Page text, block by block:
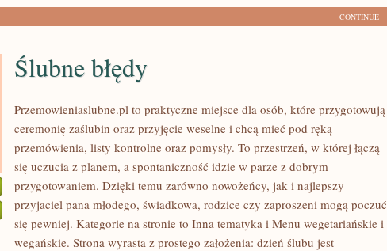
CONTINUE
ŚLUBNE
BŁĘDY
Ślubne błędy
Przemowieniaslubne.pl to praktyczne miejsce dla osób, które przygotowują
ceremonię zaślubin oraz przyjęcie weselne i chcą mieć pod ręką
przemówienia, listy kontrolne oraz pomysły. To przestrzeń, w której łączą
się uczucia z planem, a spontaniczność idzie w parze z dobrym
przygotowaniem. Dzięki temu zarówno nowożeńcy, jak i najlepszy
przyjaciel pana młodego, świadkowa, rodzice czy zaproszeni mogą poczuć
się pewniej. Kategorie na stronie to Inna tematyka i Menu wegetariańskie i
wegańskie. Strona wyrasta z prostego założenia: dzień ślubu jest